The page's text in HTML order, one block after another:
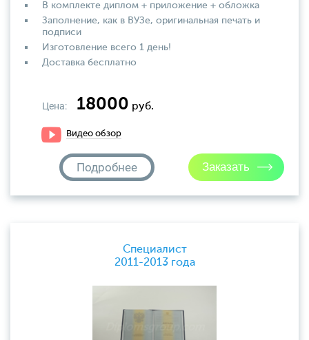
В комплекте диплом + приложение + обложка
Заполнение, как в ВУЗе, оригинальная печать и
подписи
Изготовление всего 1 день!
Доставка бесплатно
Цена: 18000 руб.
Видео обзор
Подробнее
Специалист
2011-2013 года